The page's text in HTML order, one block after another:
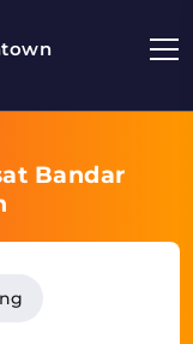
Bandar